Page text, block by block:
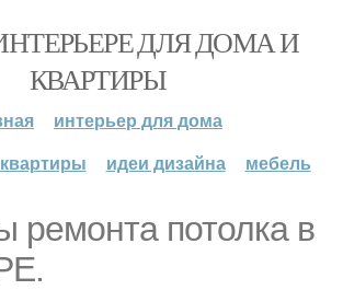
ДЛЯ ДОМА И
КВАРТИРЫ
интерьер для дома
идеи дизайна мебель
ремонта потолка в